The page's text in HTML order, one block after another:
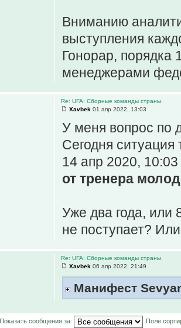
Вниманию
выступления
Гонорар, порядка
менеджерами
Re: UFA: Сборные команды страны.
Xavbek 01 апр 2022, 13:03
У меня вопрос по
Сегодня ситуация
14 апр 2020,
от тренера
Уже два года, или
не поступает?
Re: UFA: Сборные команды страны.
Xavbek 06 апр 2022, 21:49
Манифест
Показать сообщения за: Поле